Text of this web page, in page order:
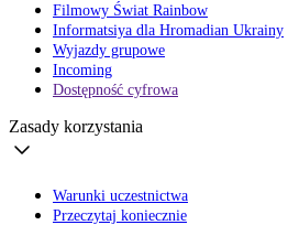
Filmowy Świat Rainbow
Informatsiya dla Hromadian Ukrainy
Wyjazdy grupowe
Incoming
Dostępność cyfrowa
Zasady korzystania
Warunki uczestnictwa
Przeczytaj koniecznie